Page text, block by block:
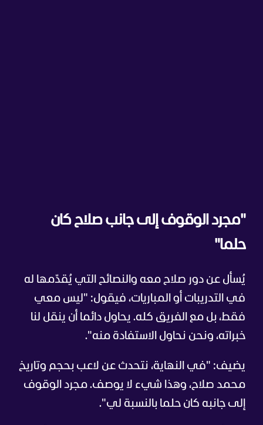
"مجرد الوقوف إلى جانب صلاح كان
حلما"
يُسأل عن دور صلاح معه والنصائح التي يُقدّمها له
في التدريبات أو المباريات، فيقول: "ليس معي
فقط، بل مع الفريق كله. يحاول دائما أن ينقل لنا
خبراته، ونحن نحاول الاستفادة منه".
يضيف: "في النهاية، نتحدث عن لاعب بحجم وتاريخ
محمد صلاح، وهذا شيء لا يوصف. مجرد الوقوف
إلى جانبه كان حلما بالنسبة لي".